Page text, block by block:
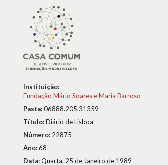
Instituição:
Fundação Mário Soares e Maria Barroso
Pasta:06888.205.31359
Título:Diário de Lisboa
Número: 22875
Ano:68
Data:Quarta, 25 de Janeiro de 1989